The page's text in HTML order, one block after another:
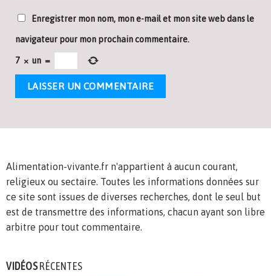
Enregistrer mon nom, mon e-mail et mon site web dans le
navigateur pour mon prochain commentaire.
7 × un =
Alimentation-vivante.fr n'appartient à aucun courant,
religieux ou sectaire. Toutes les informations données sur
ce site sont issues de diverses recherches, dont le seul but
est de transmettre des informations, chacun ayant son libre
arbitre pour tout commentaire.
VIDÉOSRÉCENTES